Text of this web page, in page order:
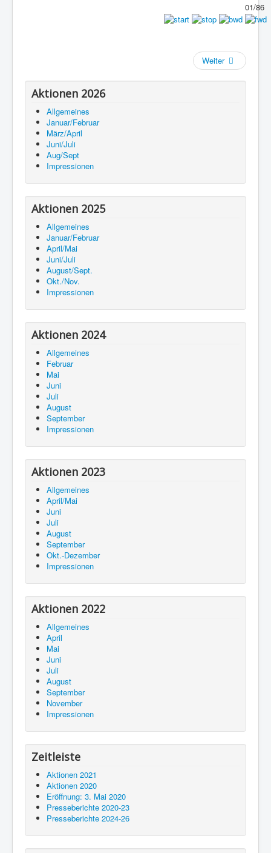
01/86
Weiter
Aktionen 2026
Allgemeines
Januar/Februar
März/April
Juni/Juli
Aug/Sept
Impressionen
Aktionen 2025
Allgemeines
Januar/Februar
April/Mai
Juni/Juli
August/Sept.
Okt./Nov.
Impressionen
Aktionen 2024
Allgemeines
Februar
Mai
Juni
Juli
August
September
Impressionen
Aktionen 2023
Allgemeines
April/Mai
Juni
Juli
August
September
Okt.-Dezember
Impressionen
Aktionen 2022
Allgemeines
April
Mai
Juni
Juli
August
September
November
Impressionen
Zeitleiste
Aktionen 2021
Aktionen 2020
Eröffnung: 3. Mai 2020
Presseberichte 2020-23
Presseberichte 2024-26